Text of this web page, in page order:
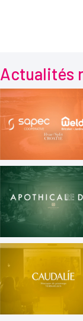
Actualités